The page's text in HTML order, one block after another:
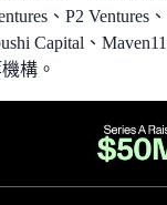
、P2 Ventures、
Capital、
構。